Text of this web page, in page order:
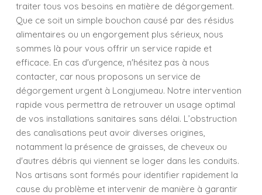
traiter tous vos besoins en matière de dégorgement.
Que ce soit un simple bouchon causé par des résidus
alimentaires ou un engorgement plus sérieux, nous
sommes là pour vous offrir un service rapide et
efficace. En cas d'urgence, n'hésitez pas à nous
contacter, car nous proposons un service de
dégorgement urgent à Longjumeau. Notre intervention
rapide vous permettra de retrouver un usage optimal
de vos installations sanitaires sans délai. L’obstruction
des canalisations peut avoir diverses origines,
notamment la présence de graisses, de cheveux ou
d'autres débris qui viennent se loger dans les conduits.
Nos artisans sont formés pour identifier rapidement la
cause du problème et intervenir de manière à garantir